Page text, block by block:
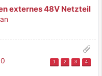
externes 48V Netzteil
1 2 3 4